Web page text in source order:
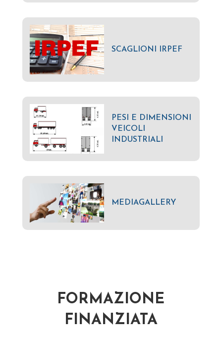
SCAGLIONI IRPEF
PESI E DIMENSIONI
VEICOLI
INDUSTRIALI
MEDIAGALLERY
FORMAZIONE
FINANZIATA